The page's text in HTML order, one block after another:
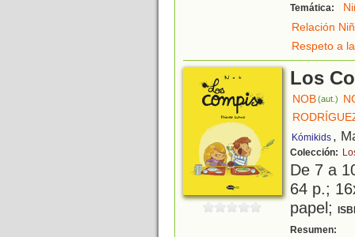
Temática:
Relación
Respeto a
Los
NOB(aut.)
Kómikids ,
Colección:
De 7 a
64 p.;
papel;
Resumen: